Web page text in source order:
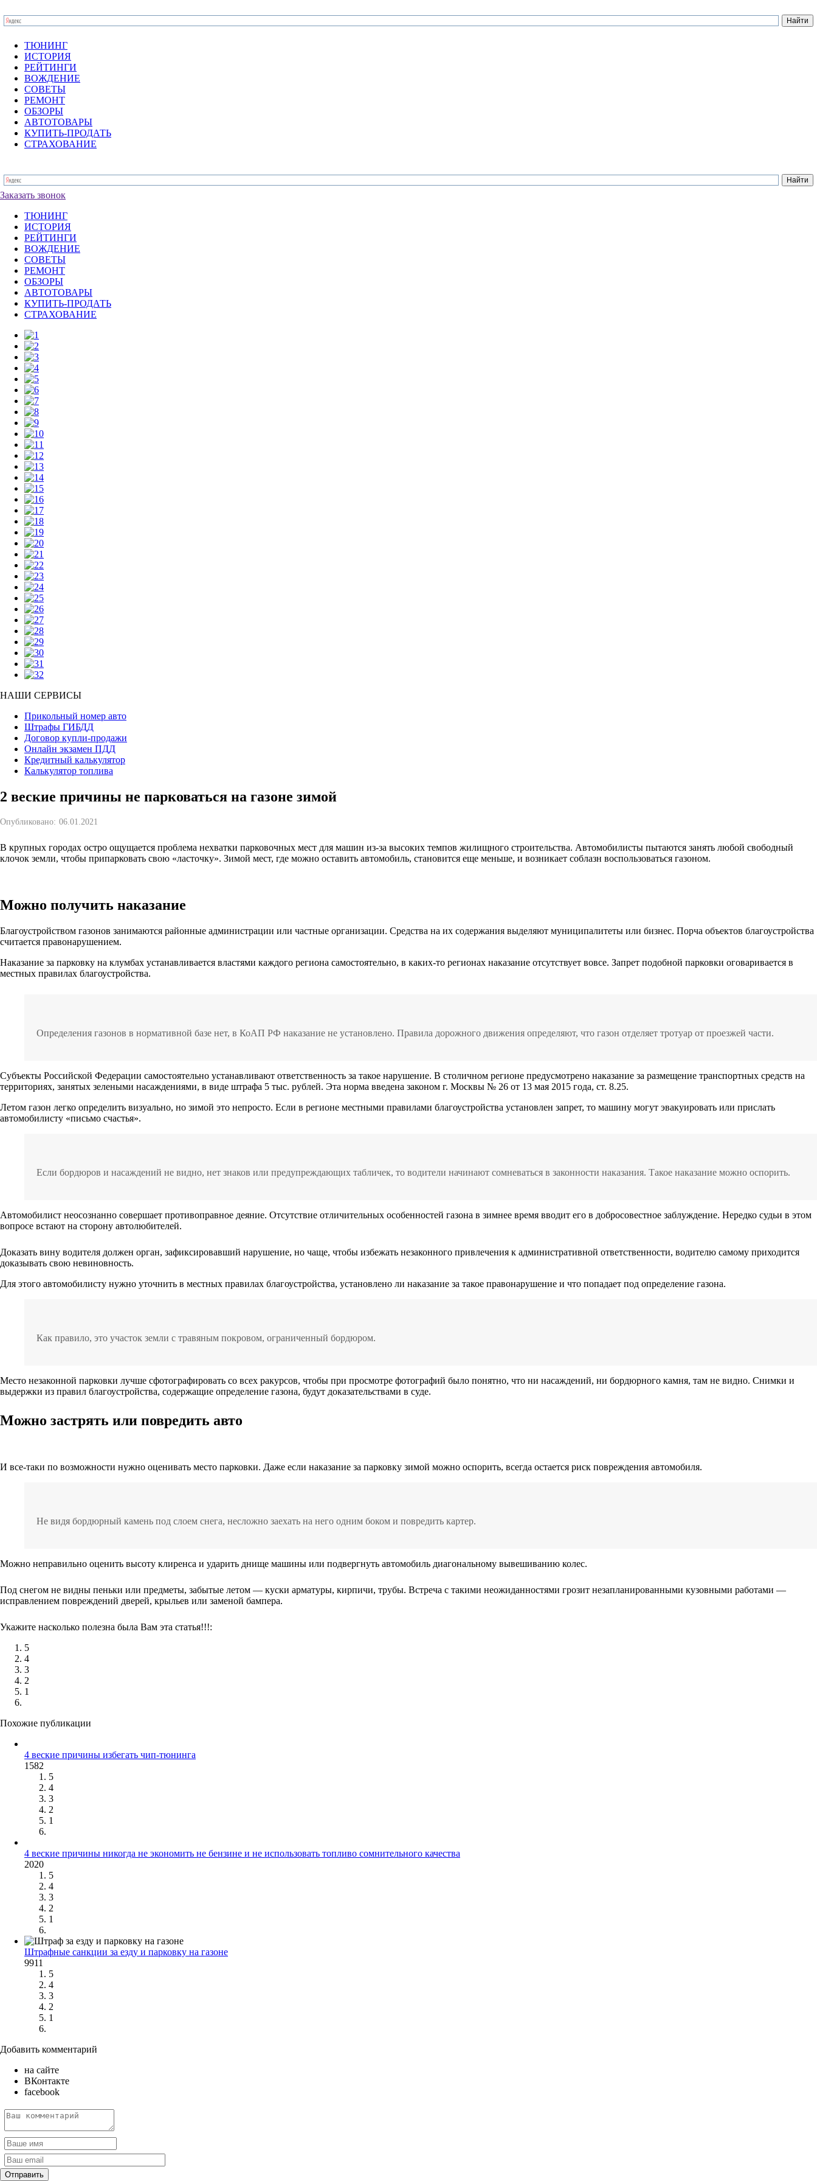
ТЮНИНГ
ИСТОРИЯ
РЕЙТИНГИ
ВОЖДЕНИЕ
СОВЕТЫ
РЕМОНТ
ОБЗОРЫ
АВТОТОВАРЫ
КУПИТЬ-ПРОДАТЬ
СТРАХОВАНИЕ
Заказать звонок
ТЮНИНГ
ИСТОРИЯ
РЕЙТИНГИ
ВОЖДЕНИЕ
СОВЕТЫ
РЕМОНТ
ОБЗОРЫ
АВТОТОВАРЫ
КУПИТЬ-ПРОДАТЬ
СТРАХОВАНИЕ
НАШИ СЕРВИСЫ
Прикольный номер авто
Штрафы ГИБДД
Договор купли-продажи
Онлайн экзамен ПДД
Кредитный калькулятор
Калькулятор топлива
2 веские причины не парковаться на газоне зимой
Опубликовано: 06.01.2021
В крупных городах остро ощущается проблема нехватки парковочных мест для машин из-за высоких темпов жилищного строительства. Автомобилисты пытаются занять любой свободный
клочок земли, чтобы припарковать свою «ласточку». Зимой мест, где можно оставить автомобиль, становится еще меньше, и возникает соблазн воспользоваться газоном.
Можно получить наказание
Благоустройством газонов занимаются районные администрации или частные организации. Средства на их содержания выделяют муниципалитеты или бизнес. Порча объектов благоустройства
считается правонарушением.
Наказание за парковку на клумбах устанавливается властями каждого региона самостоятельно, в каких-то регионах наказание отсутствует вовсе. Запрет подобной парковки оговаривается в
местных правилах благоустройства.
Определения газонов в нормативной базе нет, в КоАП РФ наказание не установлено. Правила дорожного движения определяют, что газон отделяет тротуар от проезжей части.
Субъекты Российской Федерации самостоятельно устанавливают ответственность за такое нарушение. В столичном регионе предусмотрено наказание за размещение транспортных средств на
территориях, занятых зелеными насаждениями, в виде штрафа 5 тыс. рублей. Эта норма введена законом г. Москвы № 26 от 13 мая 2015 года, ст. 8.25.
Летом газон легко определить визуально, но зимой это непросто. Если в регионе местными правилами благоустройства установлен запрет, то машину могут эвакуировать или прислать
автомобилисту «письмо счастья».
Если бордюров и насаждений не видно, нет знаков или предупреждающих табличек, то водители начинают сомневаться в законности наказания. Такое наказание можно оспорить.
Автомобилист неосознанно совершает противоправное деяние. Отсутствие отличительных особенностей газона в зимнее время вводит его в добросовестное заблуждение. Нередко судьи в этом
вопросе встают на сторону автолюбителей.
Доказать вину водителя должен орган, зафиксировавший нарушение, но чаще, чтобы избежать незаконного привлечения к административной ответственности, водителю самому приходится
доказывать свою невиновность.
Для этого автомобилисту нужно уточнить в местных правилах благоустройства, установлено ли наказание за такое правонарушение и что попадает под определение газона.
Как правило, это участок земли с травяным покровом, ограниченный бордюром.
Место незаконной парковки лучше сфотографировать со всех ракурсов, чтобы при просмотре фотографий было понятно, что ни насаждений, ни бордюрного камня, там не видно. Снимки и
выдержки из правил благоустройства, содержащие определение газона, будут доказательствами в суде.
Можно застрять или повредить авто
И все-таки по возможности нужно оценивать место парковки. Даже если наказание за парковку зимой можно оспорить, всегда остается риск повреждения автомобиля.
Не видя бордюрный камень под слоем снега, несложно заехать на него одним боком и повредить картер.
Можно неправильно оценить высоту клиренса и ударить днище машины или подвергнуть автомобиль диагональному вывешиванию колес.
Под снегом не видны пеньки или предметы, забытые летом — куски арматуры, кирпичи, трубы. Встреча с такими неожиданностями грозит незапланированными кузовными работами —
исправлением повреждений дверей, крыльев или заменой бампера.
Укажите насколько полезна была Вам эта статья!!!:
5
4
3
2
1
Похожие публикации
4 веские причины избегать чип-тюнинга
1582
5
4
3
2
1
4 веские причины никогда не экономить не бензине и не использовать топливо сомнительного качества
2020
5
4
3
2
1
Штрафные санкции за езду и парковку на газоне
9911
5
4
3
2
1
Добавить комментарий
на сайте
ВКонтакте
facebook